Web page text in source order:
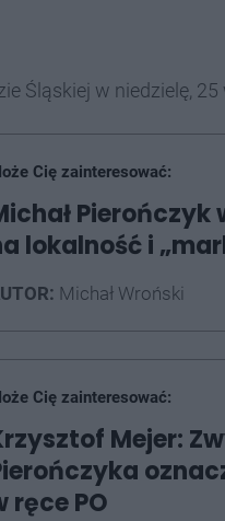
Śląskiej w niedzielę, 25
Cię zainteresować:
lokalność i
Michał Wroński
Cię zainteresować:
Mejer:
ręce PO